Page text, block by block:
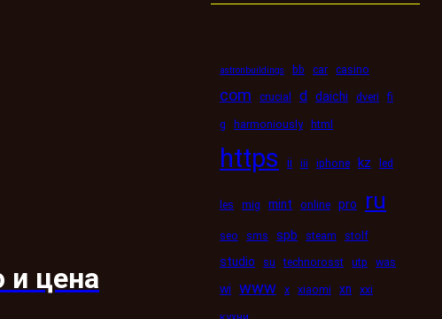
и цена
astronbuildings bb car casino
com crucial d daichi dveri fi
g harmoniously html
https ii iii iphone kz led
les mig mint online pro ru
seo sms spb steam stolf
studio su technorosst utp was
wi www x xiaomi xn xxi